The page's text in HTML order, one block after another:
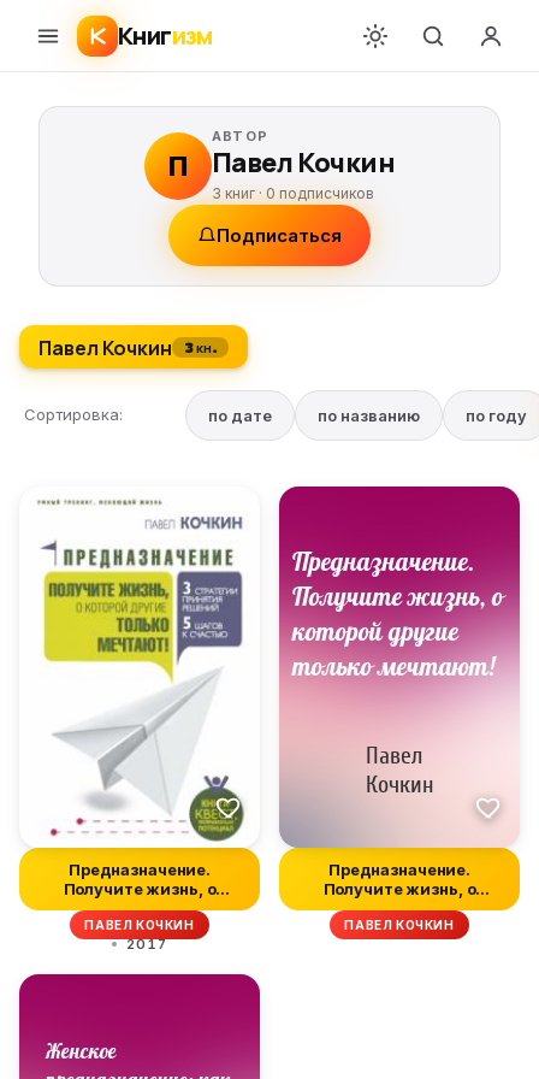
Книгизм
П
АВТОР
Павел Кочкин
3 книг · 0 подписчиков
Подписаться
Павел Кочкин 3 кн.
Сортировка: по дате по названию по году
Предназначение.
Получите жизнь, о
которой другие т...
ПАВЕЛ КОЧКИН
2017
Предназначение.
Получите жизнь, о
которой другие т...
ПАВЕЛ КОЧКИН